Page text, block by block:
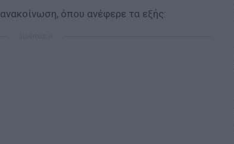
όπου ανέφερε τα εξής: